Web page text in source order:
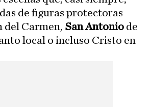
de figuras protectoras
del Carmen, San Antonio de
local o incluso Cristo en